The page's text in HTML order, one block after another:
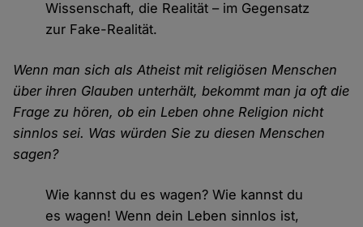
Wissenschaft, die Realität – im Gegensatz
zur Fake-Realität.
Wenn man sich als Atheist mit religiösen Menschen
über ihren Glauben unterhält, bekommt man ja oft die
Frage zu hören, ob ein Leben ohne Religion nicht
sinnlos sei. Was würden Sie zu diesen Menschen
sagen?
Wie kannst du es wagen? Wie kannst du
es wagen! Wenn dein Leben sinnlos ist,